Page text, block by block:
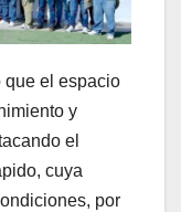
que el espacio
y
el
cuya
por